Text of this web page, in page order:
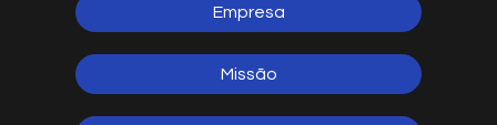
Empresa
Missão